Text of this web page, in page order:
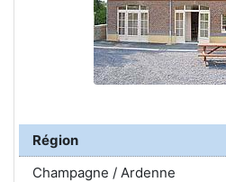
Région
Champagne / Ardenne